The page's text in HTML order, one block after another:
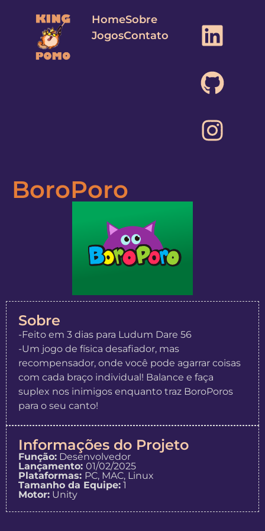
HomeSobre
JogosContato
BoroPoro
Sobre
-Feito em 3 dias para Ludum Dare 56
-Um jogo de física desafiador, mas
recompensador, onde você pode agarrar coisas
com cada braço individual! Balance e faça
suplex nos inimigos enquanto traz BoroPoros
para o seu canto!
Informações do Projeto
Função: Desenvolvedor
Lançamento: 01/02/2025
Plataformas: PC, MAC, Linux
Tamanho da Equipe: 1
Motor: Unity